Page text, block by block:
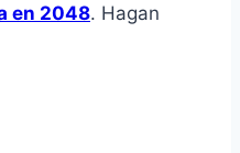
en 2048. Hagan